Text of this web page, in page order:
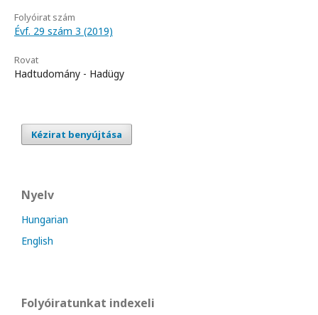
Folyóirat szám
Évf. 29 szám 3 (2019)
Rovat
Hadtudomány - Hadügy
Kézirat benyújtása
Nyelv
Hungarian
English
Folyóiratunkat indexeli